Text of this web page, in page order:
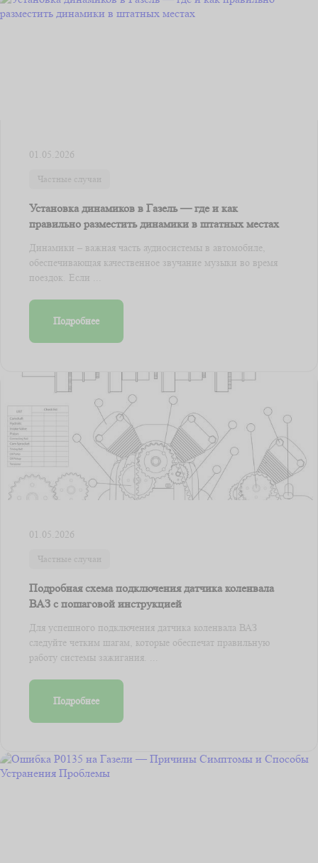
01.05.2026
Частные случаи
Установка динамиков в Газель — где и как
правильно разместить динамики в штатных местах
Динамики – важная часть аудиосистемы в автомобиле,
обеспечивающая качественное звучание музыки во время
поездок. Если ...
Подробнее
01.05.2026
Частные случаи
Подробная схема подключения датчика коленвала
ВАЗ с пошаговой инструкцией
Для успешного подключения датчика коленвала ВАЗ
следуйте четким шагам, которые обеспечат правильную
работу системы зажигания. ...
Подробнее